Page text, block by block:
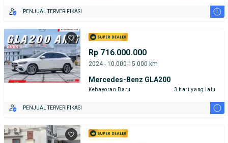
PENJUAL TERVERIFIKASI i
Rp 716.000.000
2024 - 10.000-15.000 km
Mercedes-Benz GLA200
Kebayoran Baru 3 hari yang lalu
PENJUAL TERVERIFIKASI i